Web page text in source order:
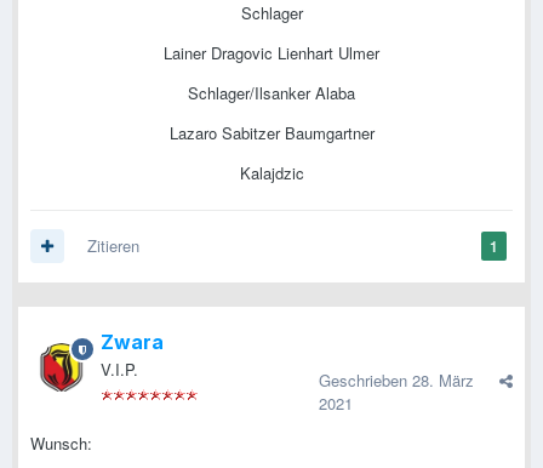
Schlager
Lainer Dragovic Lienhart Ulmer
Schlager/Ilsanker Alaba
Lazaro Sabitzer Baumgartner
Kalajdzic
1
Zitieren
Zwara
V.I.P. Geschrieben 28. März
2021
Wunsch: